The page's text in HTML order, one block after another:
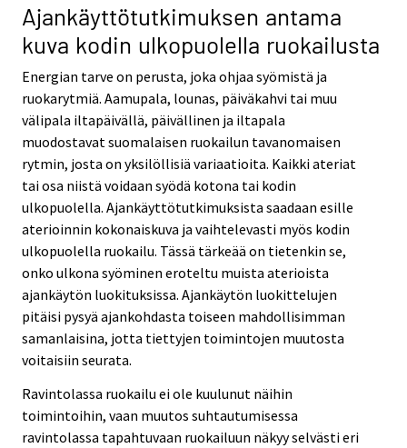
Ajankäyttötutkimuksen antama
kuva kodin ulkopuolella ruokailusta
Energian tarve on perusta, joka ohjaa syömistä ja
ruokarytmiä. Aamupala, lounas, päiväkahvi tai muu
välipala iltapäivällä, päivällinen ja iltapala
muodostavat suomalaisen ruokailun tavanomaisen
rytmin, josta on yksilöllisiä variaatioita. Kaikki ateriat
tai osa niistä voidaan syödä kotona tai kodin
ulkopuolella. Ajankäyttötutkimuksista saadaan esille
aterioinnin kokonaiskuva ja vaihtelevasti myös kodin
ulkopuolella ruokailu. Tässä tärkeää on tietenkin se,
onko ulkona syöminen eroteltu muista aterioista
ajankäytön luokituksissa. Ajankäytön luokittelujen
pitäisi pysyä ajankohdasta toiseen mahdollisimman
samanlaisina, jotta tiettyjen toimintojen muutosta
voitaisiin seurata.
Ravintolassa ruokailu ei ole kuulunut näihin
toimintoihin, vaan muutos suhtautumisessa
ravintolassa tapahtuvaan ruokailuun näkyy selvästi eri